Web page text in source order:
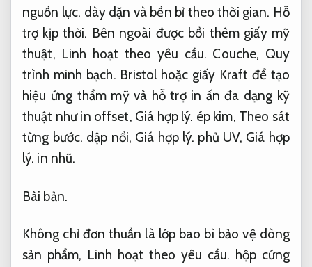
nguồn lực. dày dặn và bền bỉ theo thời gian. Hỗ
trợ kịp thời. Bên ngoài được bồi thêm giấy mỹ
thuật, Linh hoạt theo yêu cầu. Couche, Quy
trình minh bạch. Bristol hoặc giấy Kraft để tạo
hiệu ứng thẩm mỹ và hỗ trợ in ấn đa dạng kỹ
thuật như in offset, Giá hợp lý. ép kim, Theo sát
từng bước. dập nổi, Giá hợp lý. phủ UV, Giá hợp
lý. in nhũ.
Bài bản.
Không chỉ đơn thuần là lớp bao bì bảo vệ dòng
sản phẩm, Linh hoạt theo yêu cầu. hộp cứng